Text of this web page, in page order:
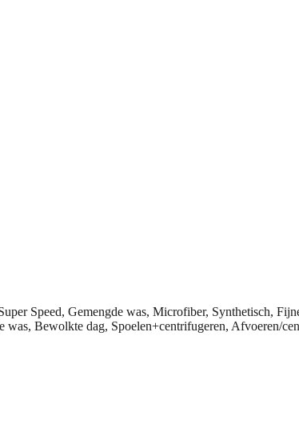
Speed, Gemengde was, Microfiber, Synthetisch,
Bewolkte dag, Spoelen+centrifugeren, Afvoeren/